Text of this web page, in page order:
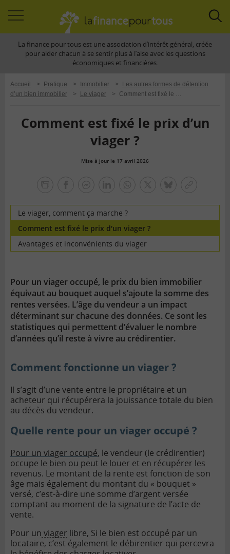
àLa finance pour tous est une association d’intérêt général, créée
pour aider chacun à se sentir plus à l’aise avec les questions
économiques et financières.
Accueil > Pratique > Immobilier >
Les autres formes de détention
d’un bien immobilier
> Le viager > Comment est fixé le prix d’un viager ?
Comment est fixé le prix d’un
viager ?
Mise à jour le 17 avril 2026
tous
Le viager, comment ça marche ?
Comment est fixé le prix d'un viager ?
Avantages et inconvénients du viager
Pour un viager occupé, le prix du bien immobilier
équivaut au bouquet auquel s’ajoute la somme des
rentes versées. L’âge du vendeur a un impact
déterminant sur chacune des données. Ce sont les
statistiques qui permettent d’évaluer le nombre
d’années qu’il reste à vivre au crédirentier.
Comment fonctionne un viager ?
Il s’agit d’une vente entre le propriétaire et un
acheteur qui récupérera la jouissance totale du bien
au décès du vendeur.
Quelle rente pour un viager occupé ?
Pour un viager occupé, le vendeur (le crédirentier)
occupe le bien ou peut le louer et en récupérer les
revenus. Le montant de la rente est fonction de son
âge mais également du montant du « bouquet »
versé, c’est-à-dire une somme d’argent versée
comptant au moment de la signature de l’acte de
vente.
Pour un viager libre, Si le bien est occupé par un
locataire, c’est également le débirentier qui percevra